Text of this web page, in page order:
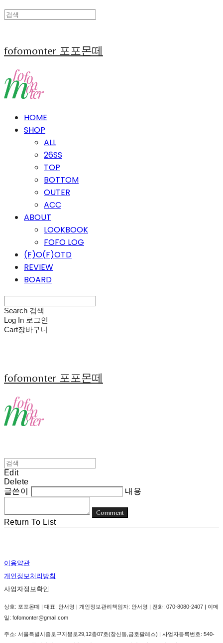
fofomonter 포포몬떼
HOME
SHOP
ALL
26SS
TOP
BOTTOM
OUTER
ACC
ABOUT
LOOKBOOK
FOFO LOG
(F)O(F)OTD
REVIEW
BOARD
Search 검색
Log In 로그인
Cart장바구니
fofomonter 포포몬떼
Edit
Delete
글쓴이
내용
Comment
Return To List
이용약관
개인정보처리방침
사업자정보확인
상호: 포포몬떼 | 대표: 안서영 | 개인정보관리책임자: 안서영 | 전화: 070-8080-2407 | 이메
일: fofomonter@gmail.com
주소: 서울특별시종로구지봉로29,12층07호(창신동,금호팔레스) | 사업자등록번호: 540-